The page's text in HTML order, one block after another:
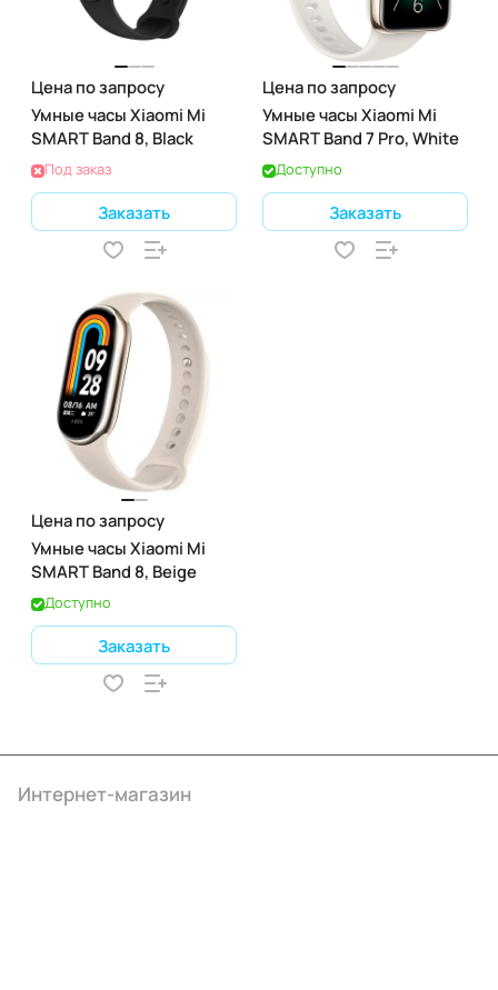
Цена по запросу
Умные часы Xiaomi Mi
SMART Band 8, Black
Под заказ
Заказать
Цена по запросу
Умные часы Xiaomi Mi
SMART Band 7 Pro, White
Доступно
Заказать
Цена по запросу
Умные часы Xiaomi Mi
SMART Band 8, Beige
Доступно
Заказать
Интернет-магазин